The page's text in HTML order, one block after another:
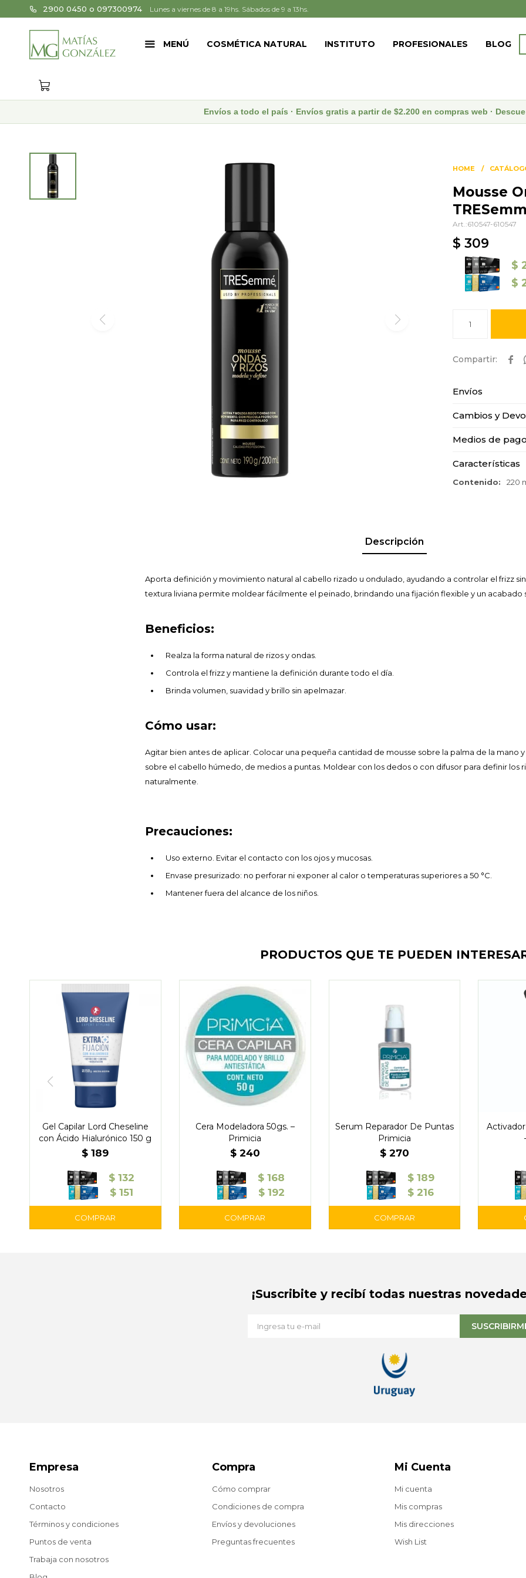
MENÚ COSMÉTICA NATURAL INSTITUTO PROFESIONALES BLOG
2900 0450 o 097300974 Lunes a viernes de 8 a 19hs. Sábados de 9 a 13hs.
Envíos a todo el país · Envíos gratis a partir de $2.200 en compras web ·
HOME
Mousse
610547-610547
$ 309
$
$
1

Envíos
Cambios y
Medios de
Características
Contenido 220
Descripción
Aporta definición y movimiento natural al cabello rizado u ondulado, ayudando a controlar el frizz
textura liviana permite moldear fácilmente el peinado, brindando una fijación flexible y un acabado
Beneficios:
Realza la forma natural de rizos y ondas.
Controla el frizz y mantiene la definición durante todo el día.
Brinda volumen, suavidad y brillo sin apelmazar.
Cómo usar:
Agitar bien antes de aplicar. Colocar una pequeña cantidad de mousse sobre la palma de la mano
sobre el cabello húmedo, de medios a puntas. Moldear con los dedos o con difusor para definir los
naturalmente.
Precauciones:
Uso externo. Evitar el contacto con los ojos y mucosas.
Envase presurizado: no perforar ni exponer al calor o temperaturas superiores a 50 °C.
Mantener fuera del alcance de los niños.
PRODUCTOS QUE TE PUEDEN
Gel Capilar Lord Cheseline
con Ácido Hialurónico 150 g
$ 189
$ 132
$ 151
Cera Modeladora 50gs. –
Primicia
$ 240
$ 168
$ 192
Serum Reparador De Puntas
Primicia
$ 270
$ 189
$ 216
Empresa
Nosotros
Contacto
Términos y condiciones
Puntos de venta
Trabaja con nosotros
Compra
Cómo comprar
Condiciones de compra
Envíos y devoluciones
Preguntas frecuentes
Mi Cuenta
Mi cuenta
Mis compras
Mis direcciones
Wish List
¡Suscribite y recibí todas nuestras